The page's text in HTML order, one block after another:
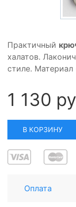
Практичный
халатов.
стиле.
1 130
В КОРЗИНУ
Оплата